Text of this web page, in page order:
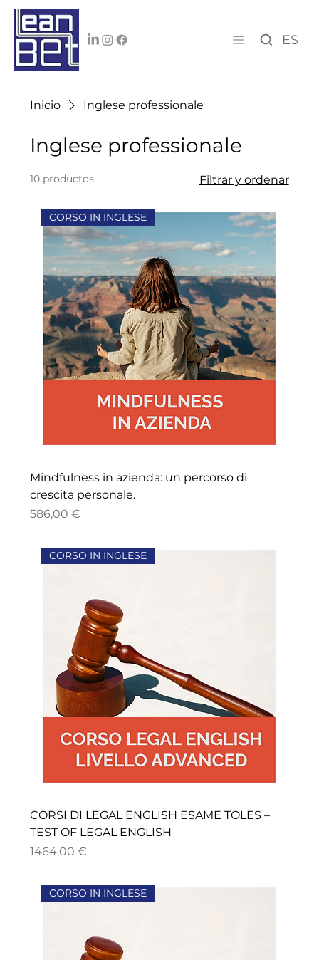
ES
Inicio Inglese professionale
Inglese professionale
10 productos Filtrar y ordenar
CORSO IN INGLESE
Mindfulness in azienda: un percorso di
crescita personale.
Precio
586,00 €
CORSO IN INGLESE
CORSI DI LEGAL ENGLISH ESAME TOLES –
TEST OF LEGAL ENGLISH
Precio
1464,00 €
CORSO IN INGLESE